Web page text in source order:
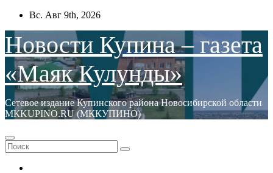
Перейти
содержимому
Вс. Авг 9th, 2026
Новости Купина – газета
«Маяк Кулунды»
Сетевое издание Купинского района Новосибирской области
МКKUPINO.RU (МККУПИНО)